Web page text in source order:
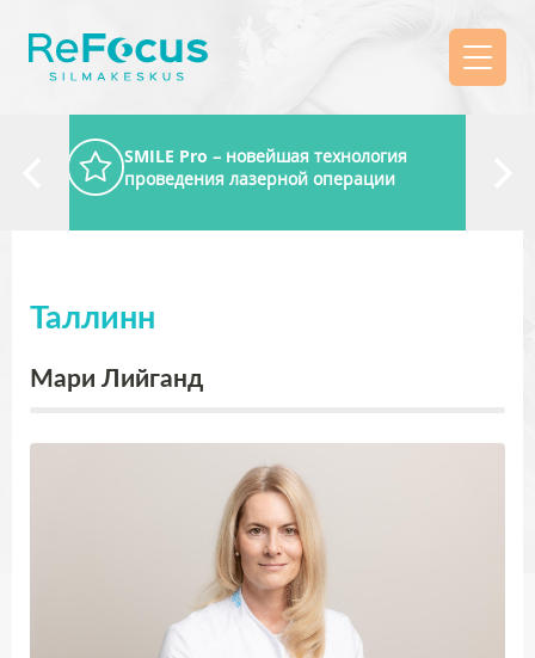
SMILE Pro – новейшая технология
проведения лазерной операции
Таллинн
Мари Лийганд